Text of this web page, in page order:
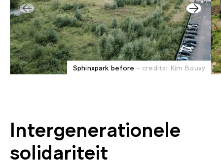
Sphinxpark before - credits: Kim Bouvy
Intergenerationele
solidariteit